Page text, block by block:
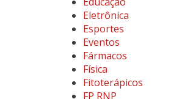
Eletrônica
Esportes
Eventos
Fármacos
Física
Fitoterápicos
FP RNP